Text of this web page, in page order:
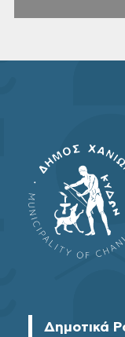
Δημοτικά